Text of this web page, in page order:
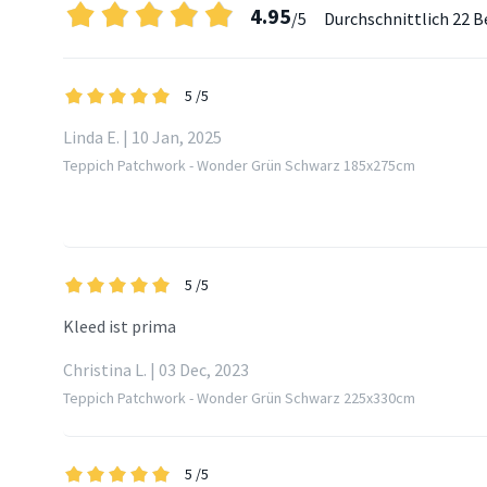
4.95/5 Durchschnittlich 22
5 /5
Linda E. | 10 Jan, 2025
Teppich Patchwork - Wonder Grün Schwarz 185x275cm
5 /5
Kleed ist prima
Christina L. | 03 Dec, 2023
Teppich Patchwork - Wonder Grün Schwarz 225x330cm
5 /5